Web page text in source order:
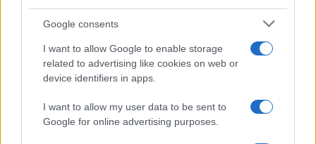
Google consents
I want to allow Google to enable storage
related to advertising like cookies on web or
device identifiers in apps.
I want to allow my user data to be sent to
Google for online advertising purposes.